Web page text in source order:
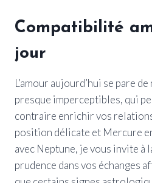
Compatibilité
jour
L’amour aujourd’hui se pare
presque imperceptibles, qui
contraire enrichir vos
position délicate et Mercure
avec Neptune, je vous invite à
prudence dans vos échanges